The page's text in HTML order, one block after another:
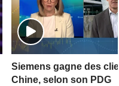
Siemens gagne des
Chine, selon son PDG